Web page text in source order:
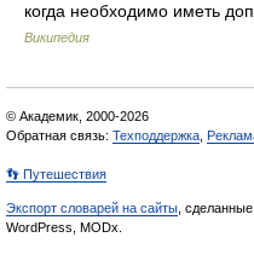
когда необходимо иметь
Википедия
© Академик, 2000-2026
Обратная связь: Техподдержка
👣 Путешествия
Экспорт словарей на сайты ,
WordPress, MODx.